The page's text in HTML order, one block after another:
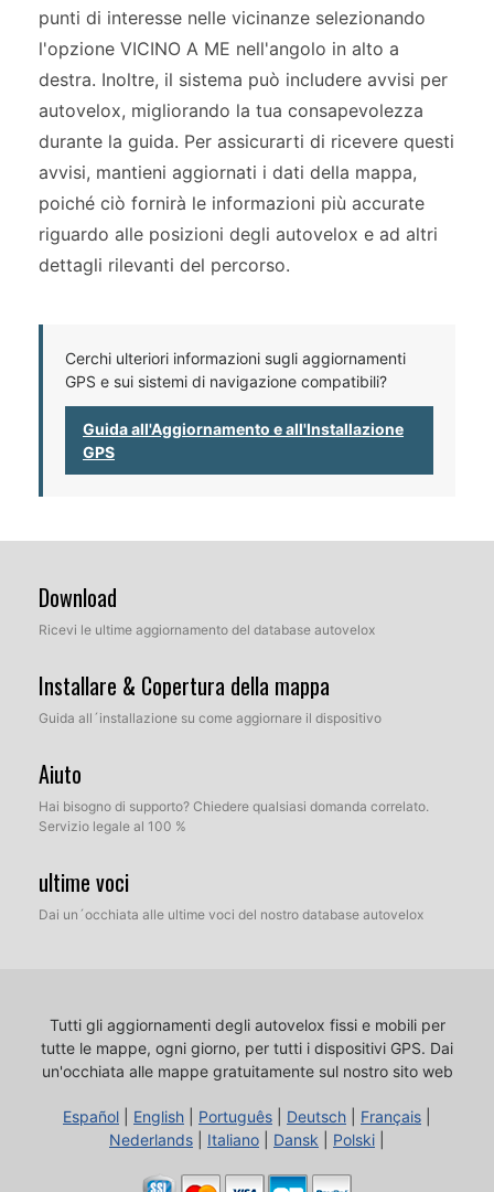
punti di interesse nelle vicinanze selezionando
l'opzione VICINO A ME nell'angolo in alto a
destra. Inoltre, il sistema può includere avvisi per
autovelox, migliorando la tua consapevolezza
durante la guida. Per assicurarti di ricevere questi
avvisi, mantieni aggiornati i dati della mappa,
poiché ciò fornirà le informazioni più accurate
riguardo alle posizioni degli autovelox e ad altri
dettagli rilevanti del percorso.
Cerchi ulteriori informazioni sugli aggiornamenti
GPS e sui sistemi di navigazione compatibili?
Guida all'Aggiornamento e all'Installazione
GPS
Download
Ricevi le ultime aggiornamento del database autovelox
Installare & Copertura della mappa
Guida all´installazione su come aggiornare il dispositivo
Aiuto
Hai bisogno di supporto? Chiedere qualsiasi domanda correlato.
Servizio legale al 100 %
ultime voci
Dai un´occhiata alle ultime voci del nostro database autovelox
Tutti gli aggiornamenti degli autovelox fissi e mobili per
tutte le mappe, ogni giorno, per tutti i dispositivi GPS. Dai
un'occhiata alle mappe gratuitamente sul nostro sito web
Español English Português Deutsch Français
Nederlands
Italiano Dansk Polski